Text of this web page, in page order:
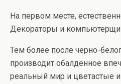
На первом месте,
Декораторы и
Тем более после черно-
производит обалденное
реальный мир и цветастые